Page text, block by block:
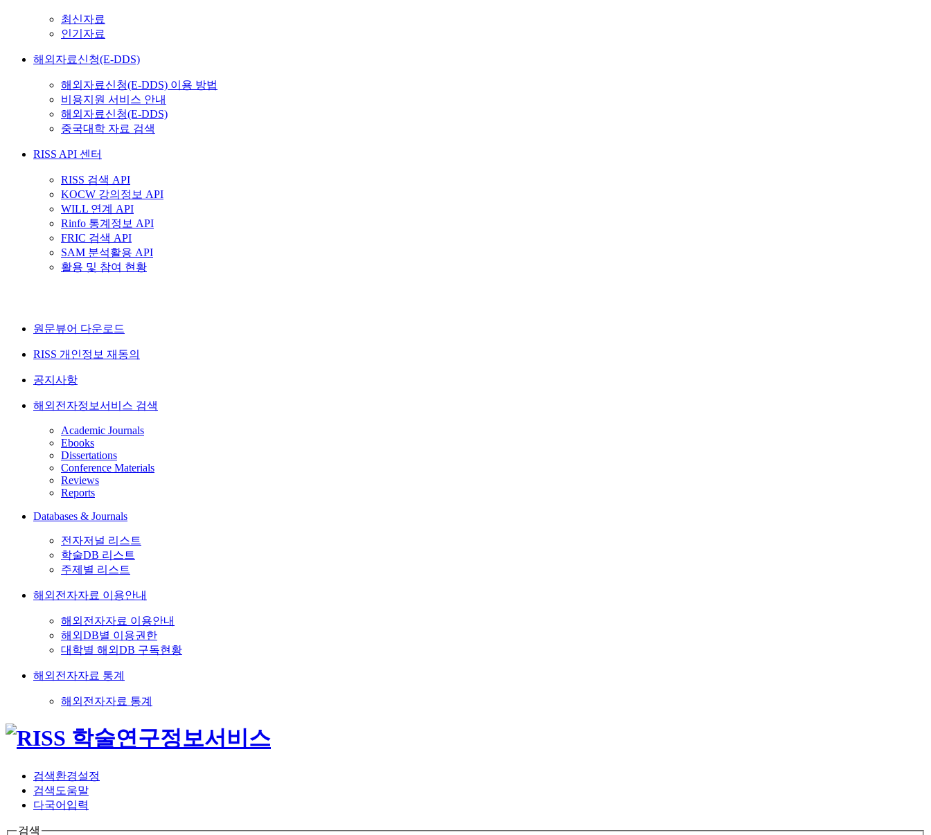
최신자료
인기자료
해외자료신청(E-DDS)
해외자료신청(E-DDS) 이용 방법
비용지원 서비스 안내
해외자료신청(E-DDS)
중국대학 자료 검색
RISS API 센터
RISS 검색 API
KOCW 강의정보 API
WILL 연계 API
Rinfo 통계정보 API
FRIC 검색 API
SAM 분석활용 API
활용 및 참여 현황
원문뷰어 다운로드
RISS 개인정보 재동의
공지사항
해외전자정보서비스 검색
Academic Journals
Ebooks
Dissertations
Conference Materials
Reviews
Reports
Databases & Journals
전자저널 리스트
학술DB 리스트
주제별 리스트
해외전자자료 이용안내
해외전자자료 이용안내
해외DB별 이용권한
대학별 해외DB 구독현황
해외전자자료 통계
해외전자자료 통계
검색환경설정
검색도움말
다국어입력
검색